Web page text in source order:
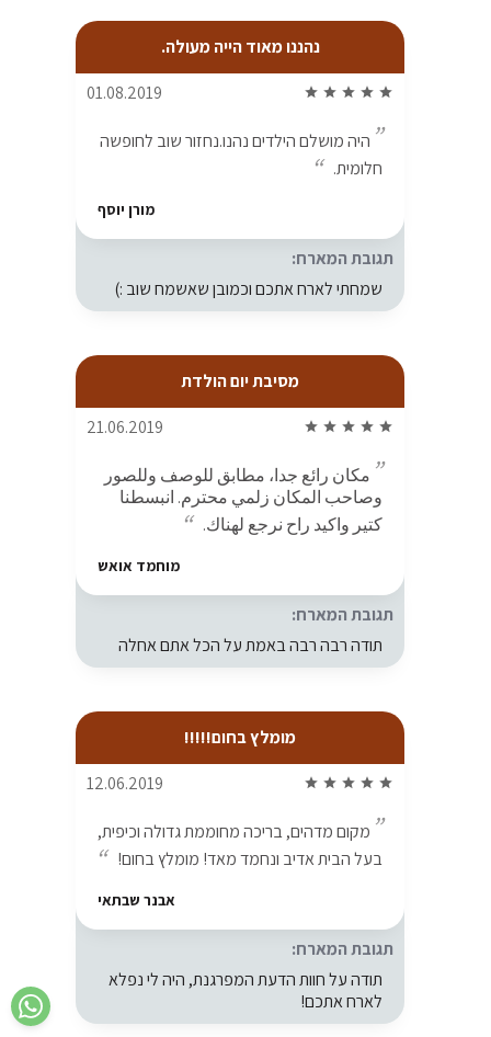
נהננו מאוד הייה מעולה.
star
star
star
star
star
01.08.2019
היה מושלם הילדים נהנו.נחזור שוב לחופשה
חלומית.
מורן יוסף
תגובת המארח:
שמחתי לארח אתכם וכמובן שאשמח שוב :)
מסיבת יום הולדת
star
star
star
star
star
21.06.2019
مكان رائع جدا، مطابق للوصف وللصور
وصاحب المكان زلمي محترم. انبسطنا
كتير واكيد راح نرجع لهناك.
מוחמד אואש
תגובת המארח:
תודה רבה רבה באמת על הכל אתם אחלה
מומלץ בחום!!!!!
star
star
star
star
star
12.06.2019
מקום מדהים, בריכה מחוממת גדולה וכיפית,
בעל הבית אדיב ונחמד מאד! מומלץ בחום!
אבנר שבתאי
תגובת המארח:
תודה על חוות הדעת המפרגנת, היה לי נפלא
לארח אתכם!